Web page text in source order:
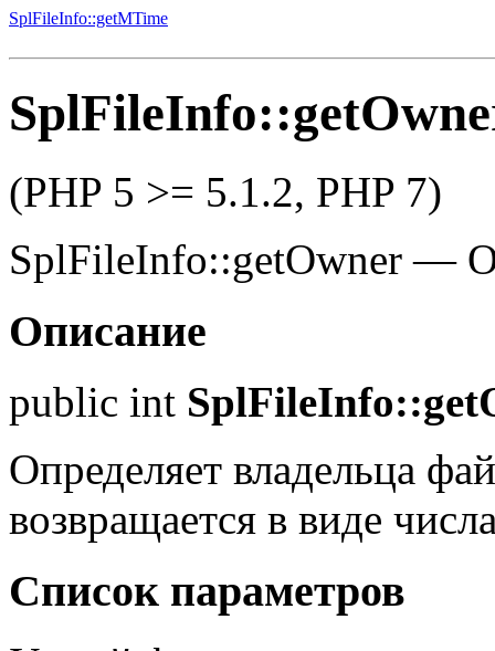
SplFileInfo::getMTime
(PHP 5 >= 5.1.2, PHP 7)
SplFileInfo::getOwner —
Описание
public int
Определяет владельца
возвращается в виде
Список параметров